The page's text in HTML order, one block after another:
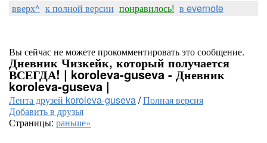
вверх^ к полной версии понравилось! в evernote
Вы сейчас не можете прокомментировать это сообщение.
Дневник Чизкейк, который получается
ВСЕГДА! | koroleva-guseva - Дневник
koroleva-guseva |
Лента друзей koroleva-guseva/Полная версия
Добавить в друзья
Страницы: раньше»